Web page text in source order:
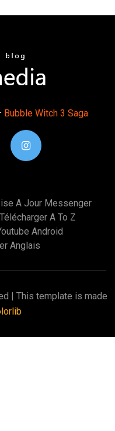
Bubble Witch 3 Saga
A Jour Messenger
A To Z
Android
Anglais
| This template is made